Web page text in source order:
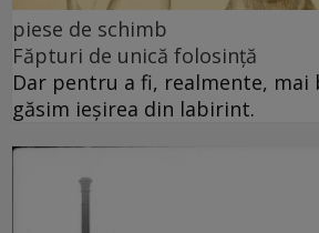
piese de schimb
Făpturi de unică folosință
Dar pentru a fi, realmente, mai
găsim ieșirea din labirint.